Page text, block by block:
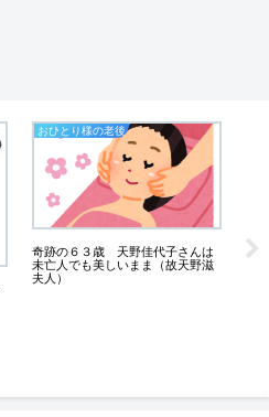
おひとり様の老後
奇跡の６３歳 天野佳代子さんは
未亡人でも美しいまま（故天野滋
夫人）
強